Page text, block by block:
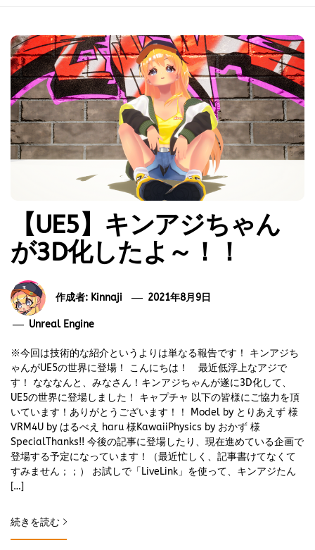
【UE5】キンアジちゃん
が3D化したよ～！！
作成者: Kinnaji 2021年8月9日
Unreal Engine
※今回は技術的な紹介というよりは単なる報告です！ キンアジち
ゃんがUE5の世界に登場！ こんにちは！ 最近低浮上なアジで
す！ なななんと、みなさん！キンアジちゃんが遂に3D化して、
UE5の世界に登場しました！ キャプチャ 以下の皆様にご協力を頂
いています！ありがとうございます！！ Model by とりあえず 様
VRM4U by はるべえ haru 様KawaiiPhysics by おかず 様
SpecialThanks!! 今後の記事に登場したり、現在進めている企画で
登場する予定になっています！（最近忙しく、記事書けてなくて
すみません；；） お試しで「LiveLink」を使って、キンアジたん
[…]
続きを読む